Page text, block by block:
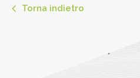
Torna indietro